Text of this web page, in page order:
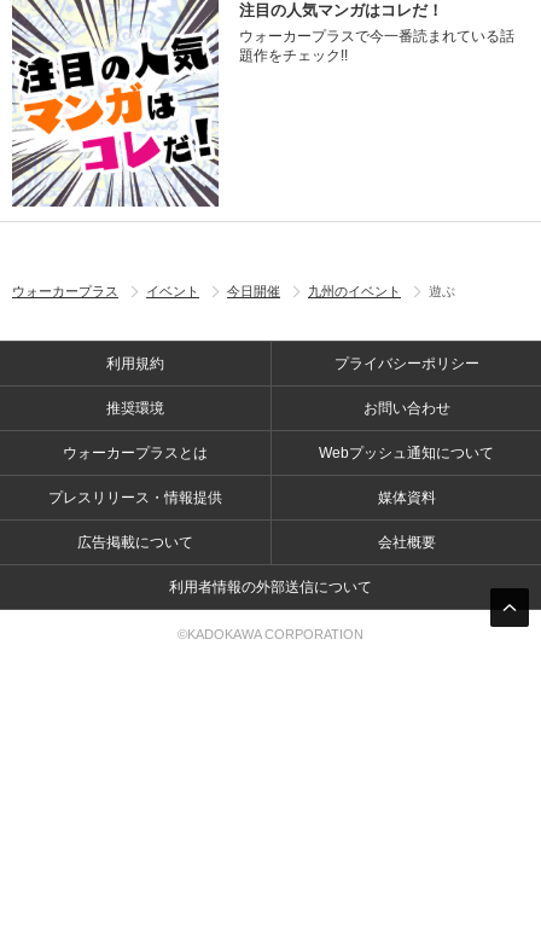
注目の人気マンガはコレだ！
ウォーカープラスで今一番読まれている話
題作をチェック!!
ウォーカープラス イベント 今日開催 九州のイベント 遊ぶ
利用規約 プライバシーポリシー
推奨環境 お問い合わせ
ウォーカープラスとは Webプッシュ通知について
プレスリリース・情報提供 媒体資料
広告掲載について 会社概要
利用者情報の外部送信について
©KADOKAWA CORPORATION